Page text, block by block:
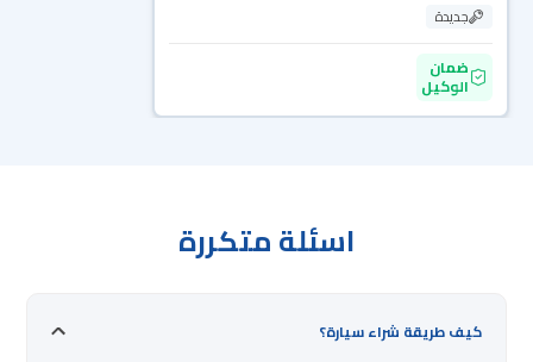
جديدة
ضمان
الوكيل
اسئلة متكررة
كيف طريقة شراء سيارة؟